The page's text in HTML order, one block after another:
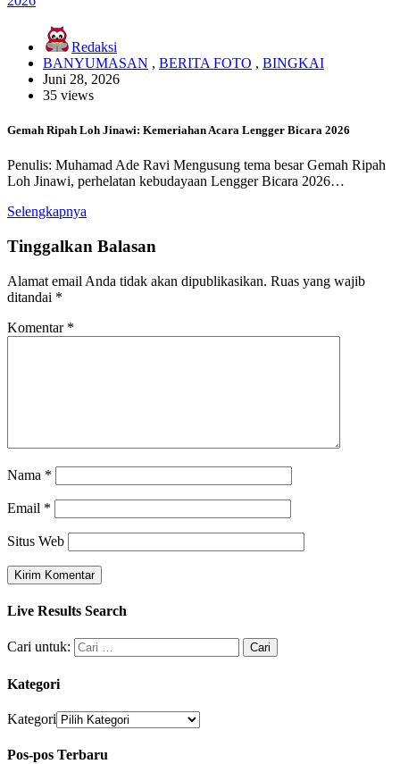
Redaksi
BANYUMASAN , BERITA FOTO , BINGKAI
Juni 28, 2026
35 views
Gemah Ripah Loh Jinawi: Kemeriahan Acara Lengger Bicara 2026
Penulis: Muhamad Ade Ravi Mengusung tema besar Gemah Ripah
Loh Jinawi, perhelatan kebudayaan Lengger Bicara 2026…
Selengkapnya
Tinggalkan Balasan
Alamat email Anda tidak akan dipublikasikan. Ruas yang wajib
ditandai *
Komentar *
Nama *
Email *
Situs Web
Live Results Search
Cari untuk:
Kategori
Kategori
Pos-pos Terbaru